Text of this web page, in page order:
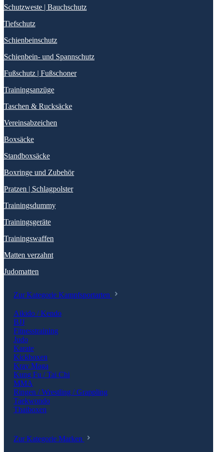
Schutzweste | Bauchschutz
Tiefschutz
Schienbeinschutz
Schienbein- und Spannschutz
Fußschutz | Fußschoner
Trainingsanzüge
Taschen & Rucksäcke
Vereinsabzeichen
Boxsäcke
Standboxsäcke
Boxringe und Zubehör
Pratzen | Schlagpolster
Trainingsdummy
Trainingsgeräte
Trainingswaffen
Matten verzahnt
Judomatten
Zur Kategorie Kampfsportarten
Aikido / Kendo
BJJ
Fitnesstraining
Judo
Karate
Kickboxen
Krav Maga
Kung Fu / Tai Chi
MMA
Ringen / Wrestling / Grappling
Taekwondo
Thaiboxen
Zur Kategorie Marken